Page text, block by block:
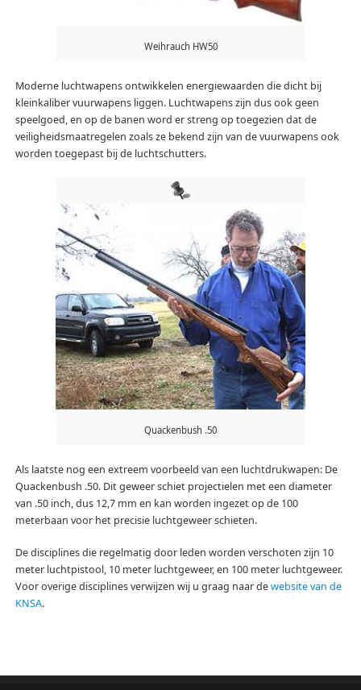
Weihrauch HW50
Moderne luchtwapens ontwikkelen energiewaarden die dicht bij
kleinkaliber vuurwapens liggen. Luchtwapens zijn dus ook geen
speelgoed, en op de banen word er streng op toegezien dat de
veiligheidsmaatregelen zoals ze bekend zijn van de vuurwapens ook
worden toegepast bij de luchtschutters.
Quackenbush .50
Als laatste nog een extreem voorbeeld van een luchtdrukwapen: De
Quackenbush .50. Dit geweer schiet projectielen met een diameter
van .50 inch, dus 12,7 mm en kan worden ingezet op de 100
meterbaan voor het precisie luchtgeweer schieten.
De disciplines die regelmatig door leden worden verschoten zijn 10
meter luchtpistool, 10 meter luchtgeweer, en 100 meter luchtgeweer.
Voor overige disciplines verwijzen wij u graag naar dewebsite van de
KNSA.